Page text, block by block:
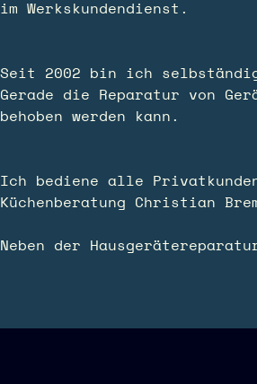
im Werkskundendienst.
Seit 2002 bin ich
Gerade die Reparatur von
behoben werden kann.
Ich bediene alle
Küchenberatung Christian
Neben der